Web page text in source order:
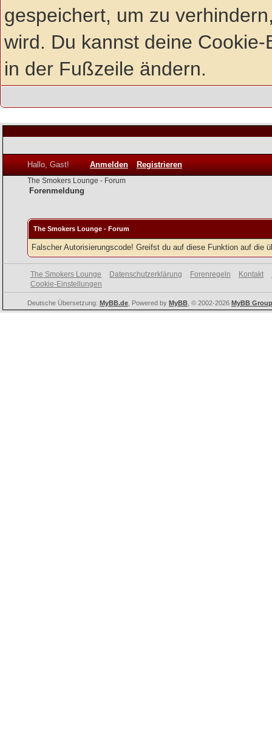
gespeichert, um zu
wird. Du kannst deine
in der Fußzeile ändern.
Hallo, Gast! Anmelden Registrieren
The Smokers Lounge - Forum
Forenmeldung
The Smokers Lounge - Forum
Falscher Autorisierungscode! Greifst du auf diese Funktion auf die
The Smokers Lounge Datenschutzerklärung Forenregeln Kontakt
Cookie-Einstellungen
Deutsche Übersetzung: MyBB.de , Powered by MyBB , © 2002-2026 MyBB Group